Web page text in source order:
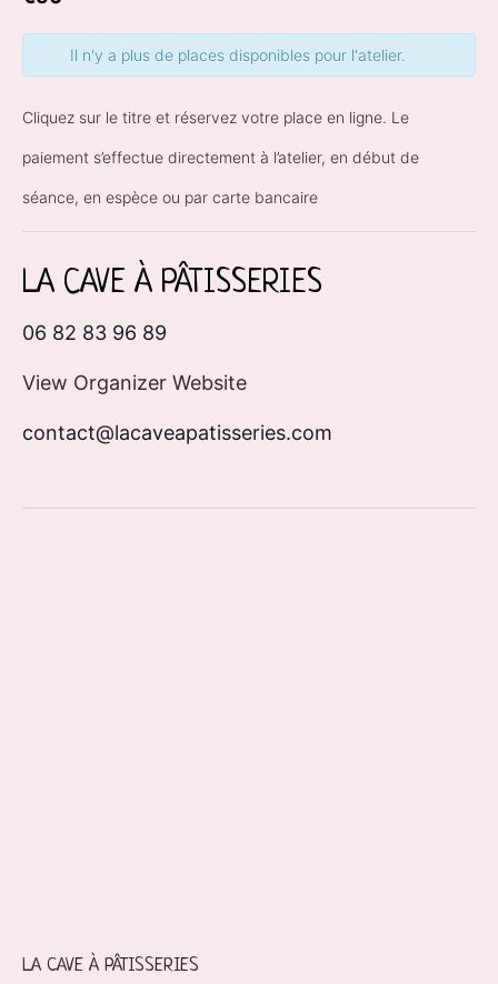
Il n'y a plus de places disponibles pour l'atelier.
Cliquez sur le titre et réservez votre place en ligne. Le
paiement s’effectue directement à l’atelier, en début de
séance, en espèce ou par carte bancaire
LA CAVE À PÂTISSERIES
06 82 83 96 89
View Organizer Website
contact@lacaveapatisseries.com
LA CAVE À PÂTISSERIES